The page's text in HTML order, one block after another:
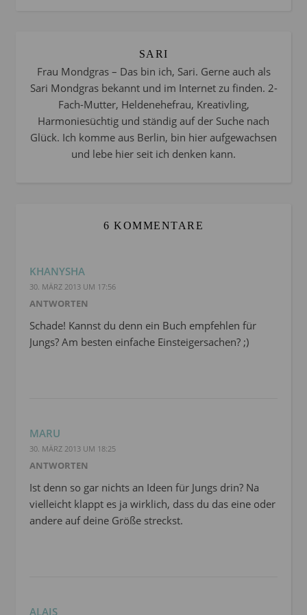
SARI
Frau Mondgras – Das bin ich, Sari. Gerne auch als
Sari Mondgras bekannt und im Internet zu finden. 2-
Fach-Mutter, Heldenehefrau, Kreativling,
Harmoniesüchtig und ständig auf der Suche nach
Glück. Ich komme aus Berlin, bin hier aufgewachsen
und lebe hier seit ich denken kann.
6 KOMMENTARE
KHANYSHA
30. MÄRZ 2013 UM 17:56
ANTWORTEN
Schade! Kannst du denn ein Buch empfehlen für
Jungs? Am besten einfache Einsteigersachen? ;)
MARU
30. MÄRZ 2013 UM 18:25
ANTWORTEN
Ist denn so gar nichts an Ideen für Jungs drin? Na
vielleicht klappt es ja wirklich, dass du das eine oder
andere auf deine Größe streckst.
ALAIS